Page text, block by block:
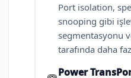
Port isolation,
snooping gibi
segmentasyonu
tarafında daha
Power